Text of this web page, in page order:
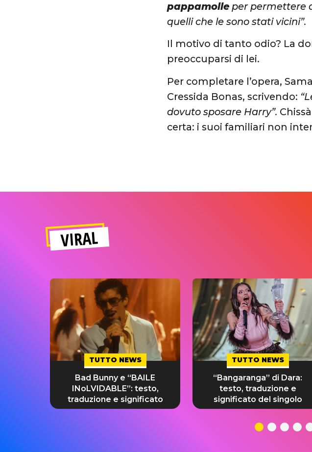
pappamolle per permettere
quelli che le sono stati vicini”.
Il motivo di tanto odio? La
preoccuparsi di lei.
Per completare l’opera,
Cressida Bonas, scrivendo:
dovuto sposare Harry”.
certa: i suoi familiari non
VIRAL
TUTTO NEWS
Bad Bunny e “BAILE
INoLVIDABLE”: testo,
traduzione e significato
TUTTO NEWS
“Bangaranga” di Dara:
testo, traduzione e
significato del singolo